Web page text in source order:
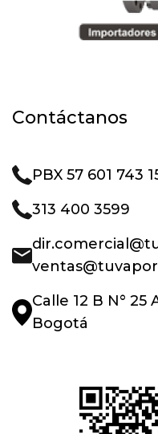
Contáctanos
PBX 57 601 743
313 400 3599
Calle 12 B N°
Bogotá